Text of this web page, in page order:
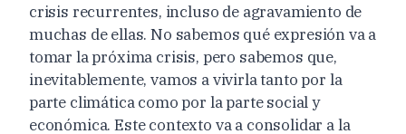
crisis recurrentes, incluso de agravamiento de
muchas de ellas. No sabemos qué expresión va a
tomar la próxima crisis, pero sabemos que,
inevitablemente, vamos a vivirla tanto por la
parte climática como por la parte social y
económica. Este contexto va a consolidar a la